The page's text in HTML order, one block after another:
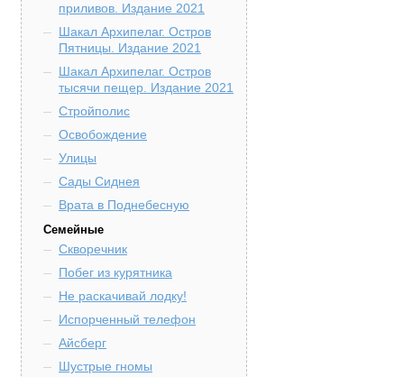
приливов. Издание 2021
Шакал Архипелаг. Остров
Пятницы. Издание 2021
Шакал Архипелаг. Остров
тысячи пещер. Издание 2021
Стройполис
Освобождение
Улицы
Сады Сиднея
Врата в Поднебесную
Семейные
Скворечник
Побег из курятника
Не раскачивай лодку!
Испорченный телефон
Айсберг
Шустрые гномы